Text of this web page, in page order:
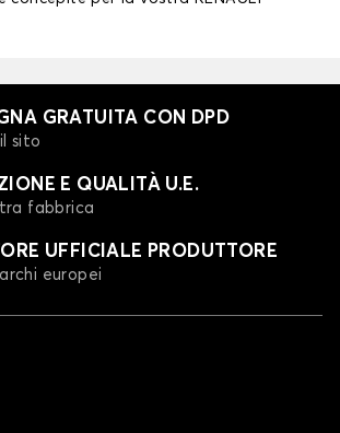
GRATUITA CON DPD
sito
E QUALITÀ U.E.
fabbrica
UFFICIALE PRODUTTORE
europei